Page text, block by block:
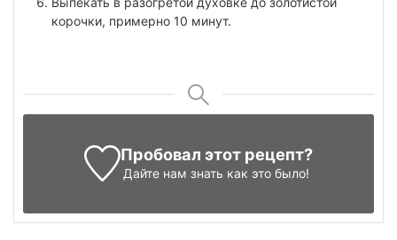
корочки, примерно 10 минут.
Пробовал этот рецепт?
Дайте нам знать как это было!